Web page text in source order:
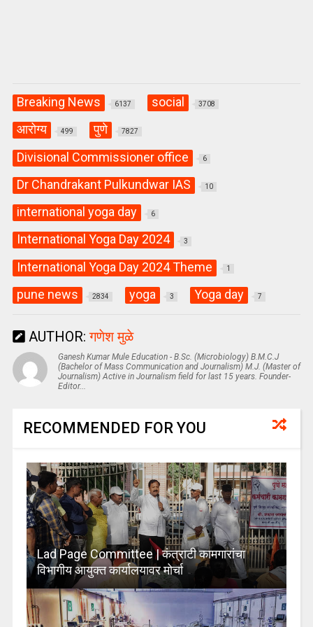
Breaking News 6137 social 3708
आरोग्य 499 पुणे 7827
Divisional Commissioner office 6
Dr Chandrakant Pulkundwar IAS 10
international yoga day 6
International Yoga Day 2024 3
International Yoga Day 2024 Theme 1
pune news 2834 yoga 3 Yoga day 7
AUTHOR:गणेश मुळे
Ganesh Kumar Mule Education - B.Sc. (Microbiology) B.M.C.J
(Bachelor of Mass Communication and Journalism) M.J. (Master of
Journalism) Active in Journalism field for last 15 years. Founder-
Editor...
RECOMMENDED FOR YOU
Lad Page Committee | कंत्राटी कामगारांचा
विभागीय आयुक्त कार्यालयावर मोर्चा